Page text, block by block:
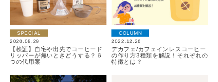
SPECIAL
2020.08.29
【検証】自宅や出先でコーヒード
リッパーが無いときどうする？６
つの代用案
COLUMN
2022.12.26
デカフェ/カフェインレスコーヒー
の作り方3種類を解説！それぞれの
特徴とは？